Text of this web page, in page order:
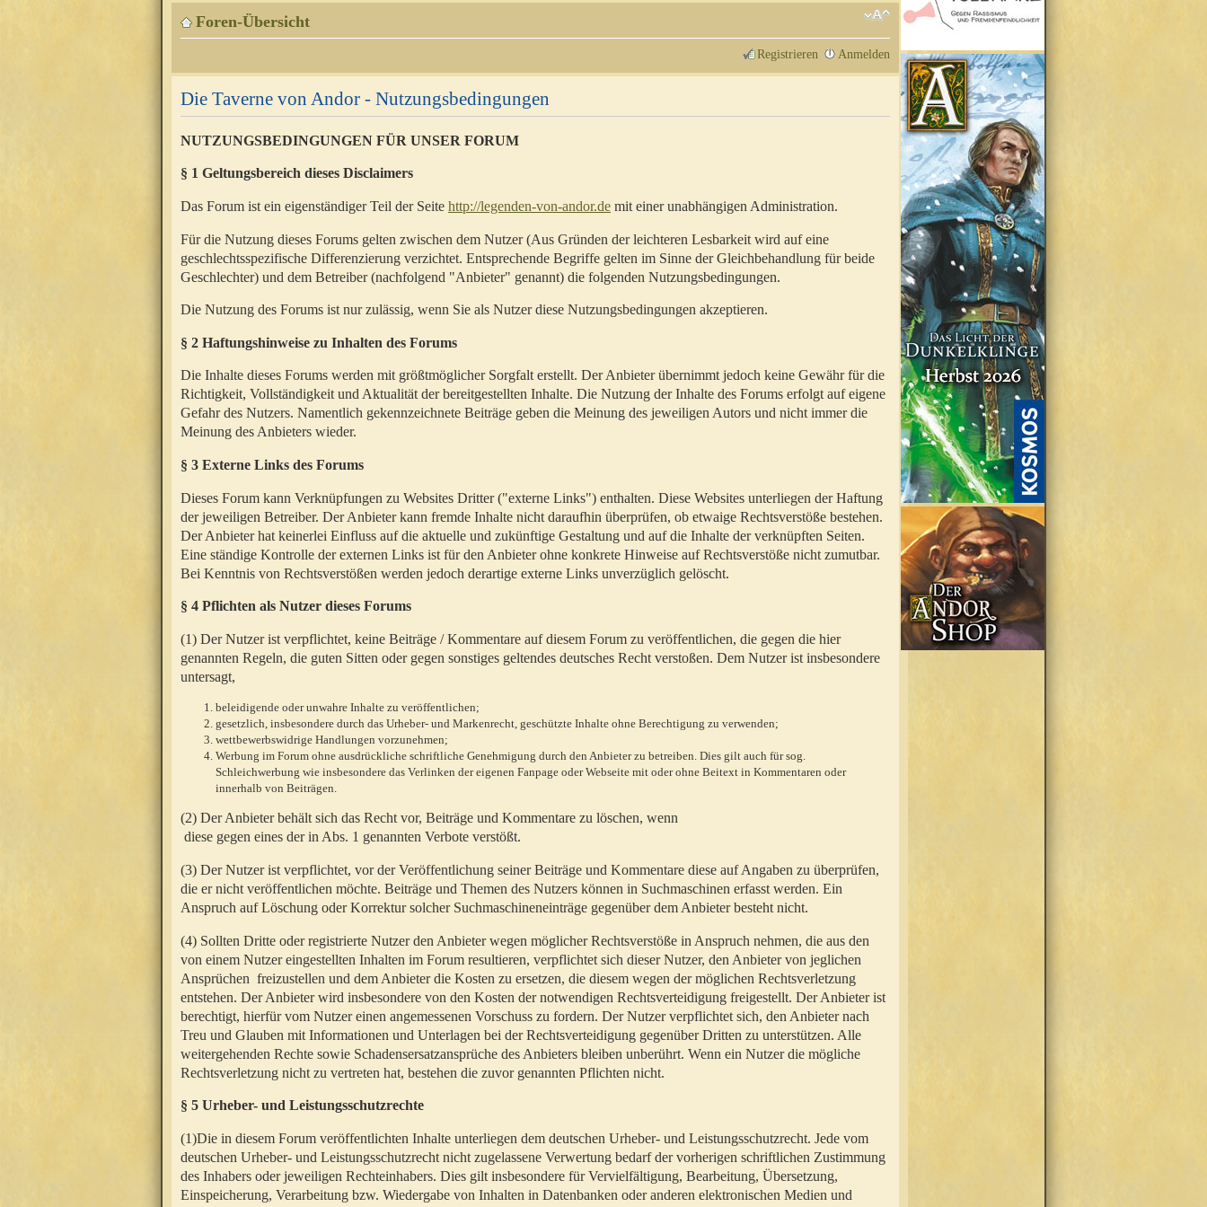
Foren-Übersicht
Registrieren Anmelden
Die Taverne von Andor - Nutzungsbedingungen
NUTZUNGSBEDINGUNGEN FÜR UNSER FORUM
§ 1 Geltungsbereich dieses Disclaimers
Das Forum ist ein eigenständiger Teil der Seite http://legenden-von-andor.de mit einer unabhängigen Administration.
Für die Nutzung dieses Forums gelten zwischen dem Nutzer (Aus Gründen der leichteren Lesbarkeit wird auf eine
geschlechtsspezifische Differenzierung verzichtet. Entsprechende Begriffe gelten im Sinne der Gleichbehandlung für beide
Geschlechter) und dem Betreiber (nachfolgend "Anbieter" genannt) die folgenden Nutzungsbedingungen.
Die Nutzung des Forums ist nur zulässig, wenn Sie als Nutzer diese Nutzungsbedingungen akzeptieren.
§ 2 Haftungshinweise zu Inhalten des Forums
Die Inhalte dieses Forums werden mit größtmöglicher Sorgfalt erstellt. Der Anbieter übernimmt jedoch keine Gewähr für die
Richtigkeit, Vollständigkeit und Aktualität der bereitgestellten Inhalte. Die Nutzung der Inhalte des Forums erfolgt auf eigene
Gefahr des Nutzers. Namentlich gekennzeichnete Beiträge geben die Meinung des jeweiligen Autors und nicht immer die
Meinung des Anbieters wieder.
§ 3 Externe Links des Forums
Dieses Forum kann Verknüpfungen zu Websites Dritter ("externe Links") enthalten. Diese Websites unterliegen der Haftung
der jeweiligen Betreiber. Der Anbieter kann fremde Inhalte nicht daraufhin überprüfen, ob etwaige Rechtsverstöße bestehen.
Der Anbieter hat keinerlei Einfluss auf die aktuelle und zukünftige Gestaltung und auf die Inhalte der verknüpften Seiten.
Eine ständige Kontrolle der externen Links ist für den Anbieter ohne konkrete Hinweise auf Rechtsverstöße nicht zumutbar.
Bei Kenntnis von Rechtsverstößen werden jedoch derartige externe Links unverzüglich gelöscht.
§ 4 Pflichten als Nutzer dieses Forums
(1) Der Nutzer ist verpflichtet, keine Beiträge / Kommentare auf diesem Forum zu veröffentlichen, die gegen die hier
genannten Regeln, die guten Sitten oder gegen sonstiges geltendes deutsches Recht verstoßen. Dem Nutzer ist insbesondere
untersagt,
beleidigende oder unwahre Inhalte zu veröffentlichen;
gesetzlich, insbesondere durch das Urheber- und Markenrecht, geschützte Inhalte ohne Berechtigung zu verwenden;
wettbewerbswidrige Handlungen vorzunehmen;
Werbung im Forum ohne ausdrückliche schriftliche Genehmigung durch den Anbieter zu betreiben. Dies gilt auch für sog.
Schleichwerbung wie insbesondere das Verlinken der eigenen Fanpage oder Webseite mit oder ohne Beitext in Kommentaren oder
innerhalb von Beiträgen.
(2) Der Anbieter behält sich das Recht vor, Beiträge und Kommentare zu löschen, wenn
diese gegen eines der in Abs. 1 genannten Verbote verstößt.
(3) Der Nutzer ist verpflichtet, vor der Veröffentlichung seiner Beiträge und Kommentare diese auf Angaben zu überprüfen,
die er nicht veröffentlichen möchte. Beiträge und Themen des Nutzers können in Suchmaschinen erfasst werden. Ein
Anspruch auf Löschung oder Korrektur solcher Suchmaschineneinträge gegenüber dem Anbieter besteht nicht.
(4) Sollten Dritte oder registrierte Nutzer den Anbieter wegen möglicher Rechtsverstöße in Anspruch nehmen, die aus den
von einem Nutzer eingestellten Inhalten im Forum resultieren, verpflichtet sich dieser Nutzer, den Anbieter von jeglichen
Ansprüchen freizustellen und dem Anbieter die Kosten zu ersetzen, die diesem wegen der möglichen Rechtsverletzung
entstehen. Der Anbieter wird insbesondere von den Kosten der notwendigen Rechtsverteidigung freigestellt. Der Anbieter ist
berechtigt, hierfür vom Nutzer einen angemessenen Vorschuss zu fordern. Der Nutzer verpflichtet sich, den Anbieter nach
Treu und Glauben mit Informationen und Unterlagen bei der Rechtsverteidigung gegenüber Dritten zu unterstützen. Alle
weitergehenden Rechte sowie Schadensersatzansprüche des Anbieters bleiben unberührt. Wenn ein Nutzer die mögliche
Rechtsverletzung nicht zu vertreten hat, bestehen die zuvor genannten Pflichten nicht.
§ 5 Urheber- und Leistungsschutzrechte
(1)Die in diesem Forum veröffentlichten Inhalte unterliegen dem deutschen Urheber- und Leistungsschutzrecht. Jede vom
deutschen Urheber- und Leistungsschutzrecht nicht zugelassene Verwertung bedarf der vorherigen schriftlichen Zustimmung
des Inhabers oder jeweiligen Rechteinhabers. Dies gilt insbesondere für Vervielfältigung, Bearbeitung, Übersetzung,
Einspeicherung, Verarbeitung bzw. Wiedergabe von Inhalten in Datenbanken oder anderen elektronischen Medien und